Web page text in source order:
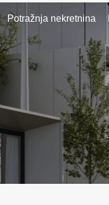
Potražnja nekretnina